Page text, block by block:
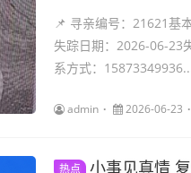
📌 寻亲编号：21621
失踪日期：2026-06-23
系方式：
admin 2026-06-23
热点 小事见真情